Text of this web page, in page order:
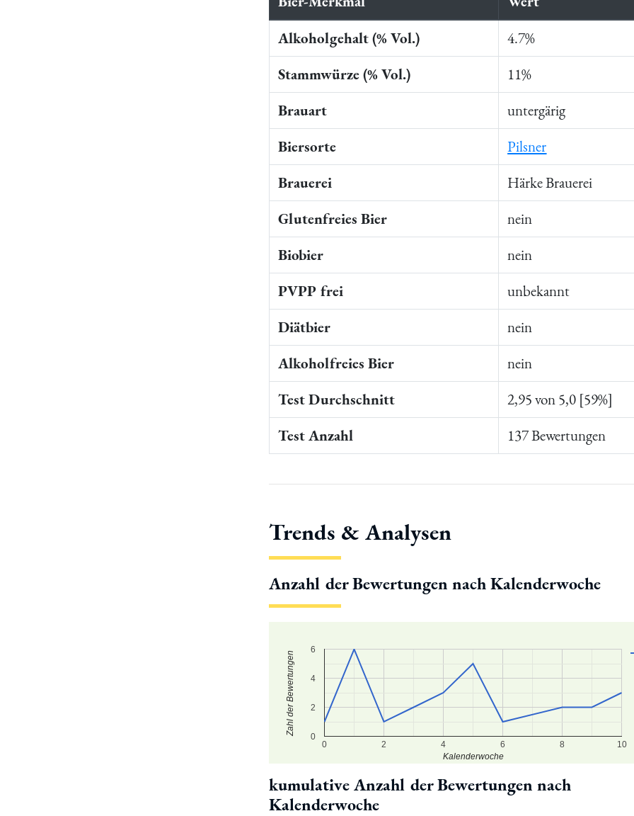
Alkoholgehalt (% Vol.)
4.7%
Stammwürze (% Vol.)
11%
Brauart
untergärig
Biersorte
Pilsner
Brauerei
Härke Brauerei
Glutenfreies Bier
nein
Biobier
nein
PVPP frei
unbekannt
Diätbier
nein
Alkoholfreies Bier
nein
Test Durchschnitt
2,95 von 5,0 [59%]
Test Anzahl
137 Bewertungen
Trends & Analysen
Anzahl der Bewertungen nach Kalenderwoche
0 2 4 6 8 10
0
2
4
6
Kalenderwoche
Zahl der Bewertungen
kumulative Anzahl der Bewertungen nach
Kalenderwoche